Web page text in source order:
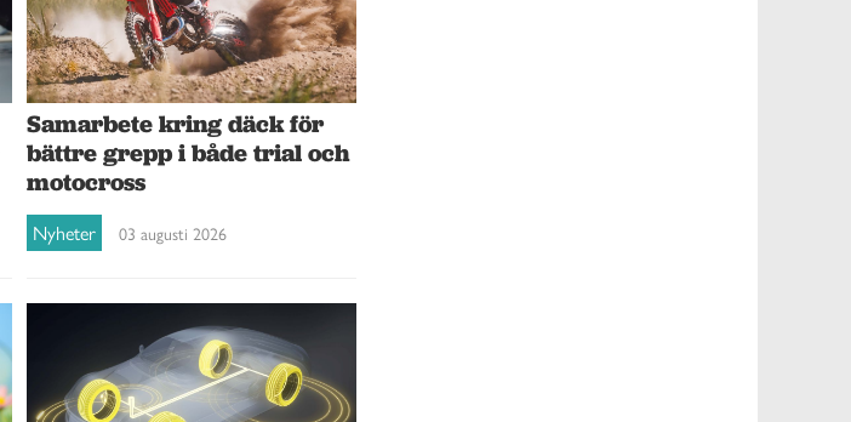
Samarbete kring däck för
bättre grepp i både trial och
motocross
Nyheter 03 augusti 2026